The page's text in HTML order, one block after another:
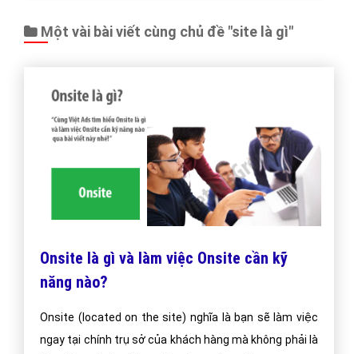
Một vài bài viết cùng chủ đề "site là gì"
Onsite là gì và làm việc Onsite cần kỹ
năng nào?
Onsite (located on the site) nghĩa là bạn sẽ làm việc
ngay tại chính trụ sở của khách hàng mà không phải là